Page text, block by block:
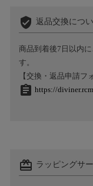
verified_user 返品交換につ
商品到着後7日以内
す。
【交換・返品申請フ
assignment https://
card_giftcard ラッピングサ